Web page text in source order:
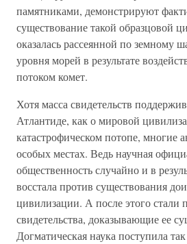
памятниками, демонстрируют
существование такой образцовой
оказалась рассеянной по земному
уровня морей в результате
потоком комет.
Хотя масса свидетельств
Атлантиде, как о мировой
катастрофическом потопе, многие
особых местах. Ведь научная
общественность случайно и в
восстала против существования
цивилизации. А после этого стали
свидетельства, доказывающие ее
Догматическая наука поступила